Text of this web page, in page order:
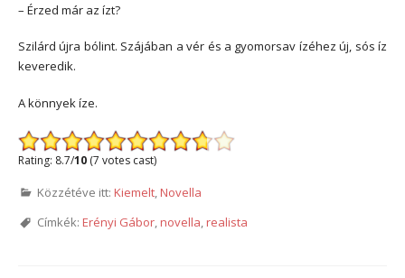
– Érzed már az ízt?
Szilárd újra bólint. Szájában a vér és a gyomorsav ízéhez új, sós íz
keveredik.
A könnyek íze.
Rating: 8.7/10 (7 votes cast)
Közzétéve itt: Kiemelt,Novella
Címkék: Erényi Gábor,novella,realista